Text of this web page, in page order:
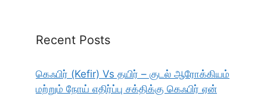
Recent Posts
கெஃபிர் (Kefir) Vs தயிர் – குடல் ஆரோக்கியம்
மற்றும் நோய் எதிர்ப்பு சக்திக்கு கெஃபிர் ஏன்